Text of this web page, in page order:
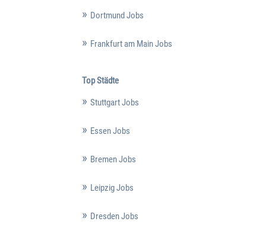
Dortmund Jobs
Frankfurt am Main Jobs
Top Städte
Stuttgart Jobs
Essen Jobs
Bremen Jobs
Leipzig Jobs
Dresden Jobs